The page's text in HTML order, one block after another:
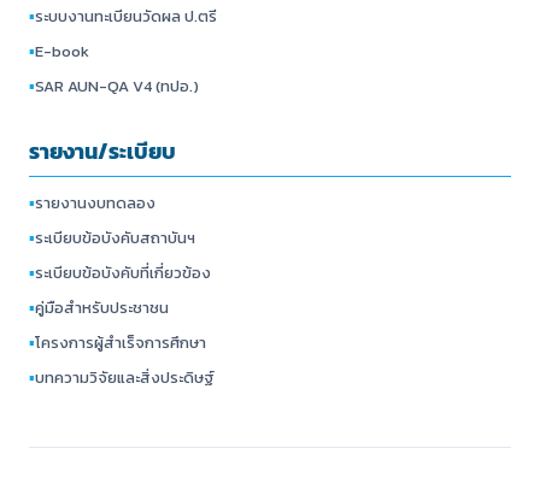
▪ระบบงานทะเบียนวัดผล ป.ตรี
▪E-book
▪SAR AUN-QA V4 (ทปอ.)
รายงาน/ระเบียบ
▪รายงานงบทดลอง
▪ระเบียบข้อบังคับสถาบันฯ
▪ระเบียบข้อบังคับที่เกี่ยวข้อง
▪คู่มือสำหรับประชาชน
▪โครงการผู้สำเร็จการศึกษา
▪บทความวิจัยและสิ่งประดิษฐ์